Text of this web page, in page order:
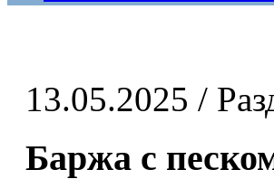
13.05.2025 /
Баржа с